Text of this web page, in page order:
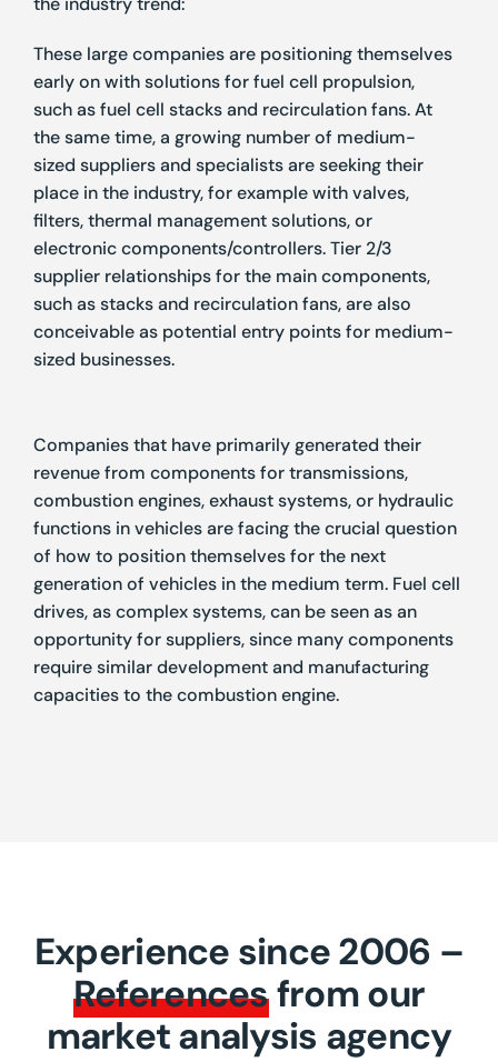
These large companies are positioning themselves
early on with solutions for fuel cell propulsion,
such as fuel cell stacks and recirculation fans. At
the same time, a growing number of medium-
sized suppliers and specialists are seeking their
place in the industry, for example with valves,
filters, thermal management solutions, or
electronic components/controllers. Tier 2/3
supplier relationships for the main components,
such as stacks and recirculation fans, are also
conceivable as potential entry points for medium-
sized businesses.
Companies that have primarily generated their
revenue from components for transmissions,
combustion engines, exhaust systems, or hydraulic
functions in vehicles are facing the crucial question
of how to position themselves for the next
generation of vehicles in the medium term. Fuel cell
drives, as complex systems, can be seen as an
opportunity for suppliers, since many components
require similar development and manufacturing
capacities to the combustion engine.
Experience since 2006 –
Referencesfrom our
market analysis agency